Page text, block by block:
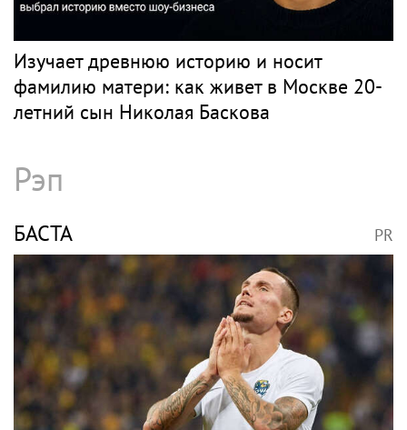
Изучает древнюю историю и носит
фамилию матери: как живет в Москве 20-
летний сын Николая Баскова
Рэп
БАСТА PR